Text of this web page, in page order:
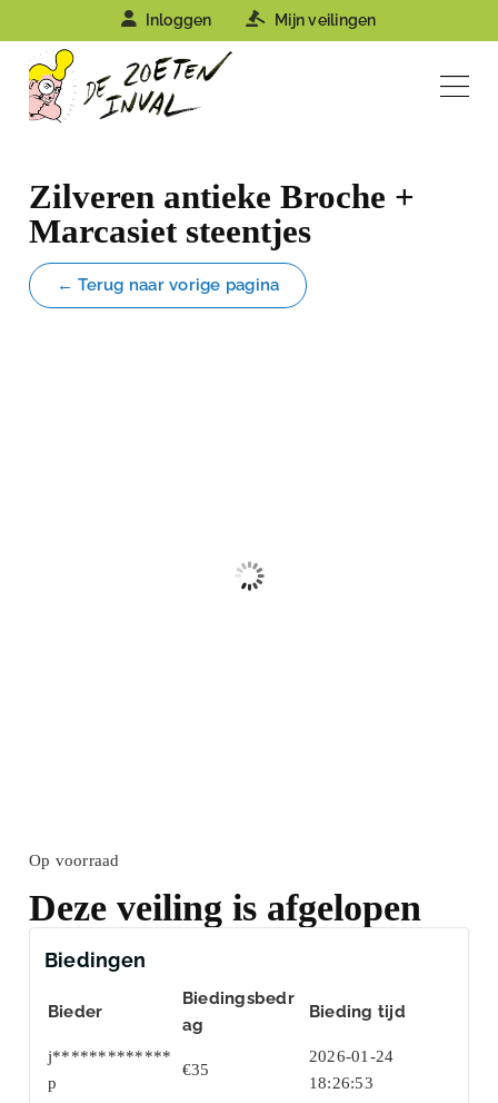
Inloggen Mijn veilingen
Zilveren antieke Broche +
Marcasiet steentjes
← Terug naar vorige pagina
Op voorraad
Deze veiling is afgelopen
Biedingen
Bieder
Biedingsbedr
ag
Bieding tijd
j*************
p
€35
2026-01-24
18:26:53